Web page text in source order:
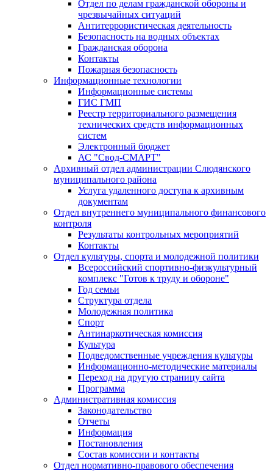
Отдел по делам гражданской обороны и
чрезвычайных ситуаций
Антитеррористическая деятельность
Безопасность на водных объектах
Гражданская оборона
Контакты
Пожарная безопасность
Информационные технологии
Информационные системы
ГИС ГМП
Реестр территориального размещения
технических средств информационных
систем
Электронный бюджет
АС "Свод-СМАРТ"
Архивный отдел администрации Слюдянского
муниципального района
Услуга удаленного доступа к архивным
документам
Отдел внутреннего муниципального финансового
контроля
Результаты контрольных мероприятий
Контакты
Отдел культуры, спорта и молодежной политики
Всероссийский спортивно-физкультурный
комплекс "Готов к труду и обороне"
Год семьи
Структура отдела
Молодежная политика
Спорт
Антинаркотическая комиссия
Культура
Подведомственные учреждения культуры
Информационно-методические материалы
Переход на другую страницу сайта
Программа
Административная комиссия
Законодательство
Отчеты
Информация
Постановления
Состав комиссии и контакты
Отдел нормативно-правового обеспечения